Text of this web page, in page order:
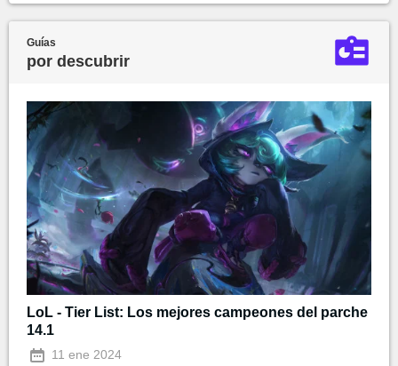
Guías
por descubrir
LoL - Tier List: Los mejores campeones del parche
14.1
11 ene 2024